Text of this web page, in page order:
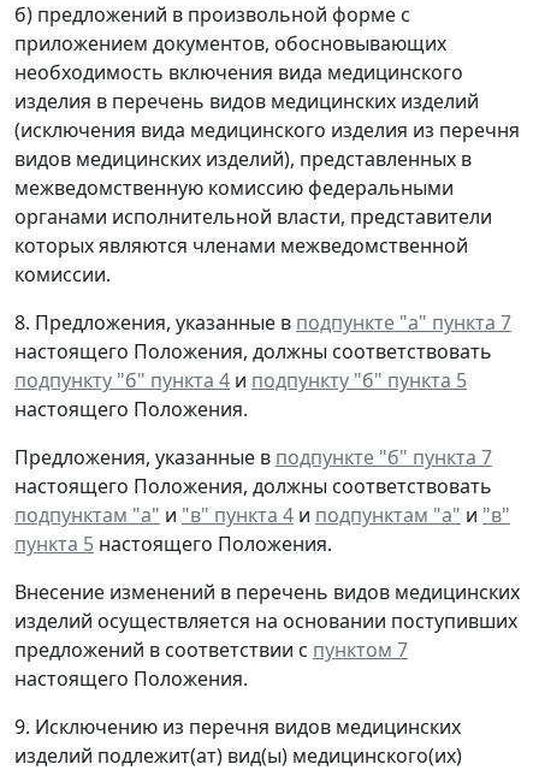
б) предложений в произвольной форме с
приложением документов, обосновывающих
необходимость включения вида медицинского
изделия в перечень видов медицинских изделий
(исключения вида медицинского изделия из перечня
видов медицинских изделий), представленных в
межведомственную комиссию федеральными
органами исполнительной власти, представители
которых являются членами межведомственной
комиссии.
8. Предложения, указанные в подпункте "а" пункта 7
настоящего Положения, должны соответствовать
подпункту "б" пункта 4 и подпункту "б" пункта 5
настоящего Положения.
Предложения, указанные в подпункте "б" пункта 7
настоящего Положения, должны соответствовать
подпунктам "а" и "в" пункта 4 и подпунктам "а" и "в"
пункта 5 настоящего Положения.
Внесение изменений в перечень видов медицинских
изделий осуществляется на основании поступивших
предложений в соответствии с пунктом 7
настоящего Положения.
9. Исключению из перечня видов медицинских
изделий подлежит(ат) вид(ы) медицинского(их)